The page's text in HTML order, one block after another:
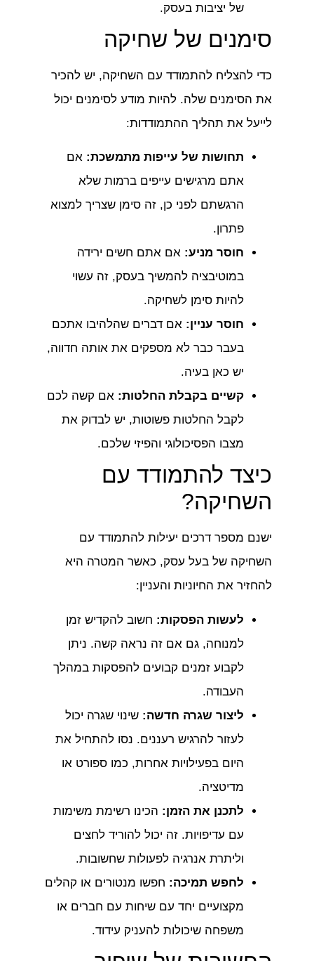
של יציבות בעסק.
סימנים של שחיקה
כדי להצליח להתמודד עם השחיקה, יש להכיר
את הסימנים שלה. להיות מודע לסימנים יכול
לייעל את תהליך ההתמודדות:
תחושות של עייפות מתמשכת: אם
אתם מרגישים עייפים ברמות שלא
הרגשתם לפני כן, זה סימן שצריך למצוא
פתרון.
חוסר מניע: אם אתם חשים ירידה
במוטיבציה להמשיך בעסק, זה עשוי
להיות סימן לשחיקה.
חוסר עניין: אם דברים שהלהיבו אתכם
בעבר כבר לא מספקים את אותה חדווה,
יש כאן בעיה.
קשיים בקבלת החלטות: אם קשה לכם
לקבל החלטות פשוטות, יש לבדוק את
מצבו הפסיכולוגי והפיזי שלכם.
כיצד להתמודד עם
השחיקה?
ישנם מספר דרכים יעילות להתמודד עם
השחיקה של בעל עסק, כאשר המטרה היא
להחזיר את החיוניות והעניין:
לעשות הפסקות: חשוב להקדיש זמן
למנוחה, גם אם זה נראה קשה. ניתן
לקבוע זמנים קבועים להפסקות במהלך
העבודה.
ליצור שגרה חדשה: שינוי שגרה יכול
לעזור להרגיש רעננים. נסו להתחיל את
היום בפעילויות אחרות, כמו ספורט או
מדיטציה.
לתכנן את הזמן: הכינו רשימת משימות
עם עדיפויות. זה יכול להוריד לחצים
וליתרת אנרגיה לפעולות שחשובות.
לחפש תמיכה: חפשו מנטורים או קהלים
מקצועיים יחד עם שיחות עם חברים או
משפחה שיכולות להעניק עידוד.